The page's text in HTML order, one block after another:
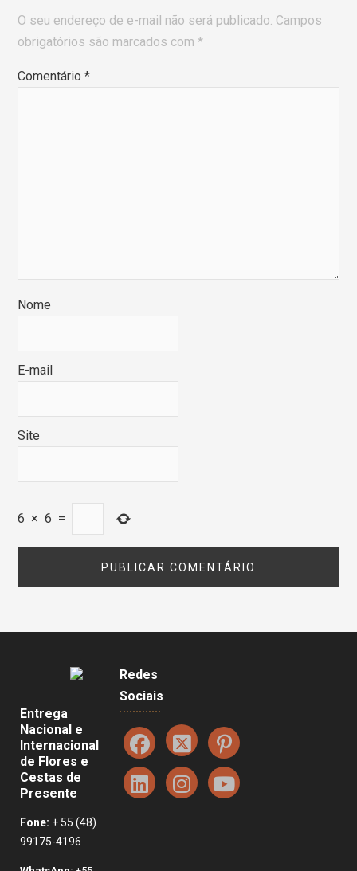
O seu endereço de e-mail não será publicado. Campos
obrigatórios são marcados com*
Comentário*
Nome
E-mail
Site
6 × 6 =
Entrega
Nacional e
Internacional
de Flores e
Cestas de
Presente
Fone: + 55 (48)
99175-4196
Redes
Sociais